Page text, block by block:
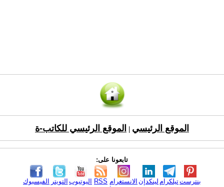
الموقع الرئيسي الموقع الرئيسي للكاتب-ة
تابعونا على:
الفيسبوك التويتر اليوتيوب RSS الانستغرام لينكدإن تيلكرامبنترست